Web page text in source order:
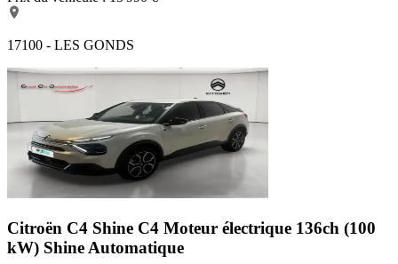
17100 - LES GONDS
Citroën C4 Shine C4 Moteur électrique 136ch (100
kW) Shine Automatique